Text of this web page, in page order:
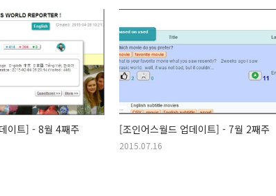
이트] - 8월 4째주 [조인어스월드 업데이트] - 7월 2째주
2015.07.16